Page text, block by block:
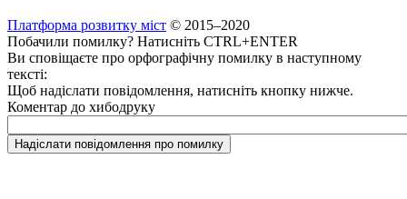
Платформа розвитку міст © 2015–2020
Побачили помилку? Натисніть CTRL+ENTER
Ви сповіщаєте про орфографічну помилку в наступному
тексті:
Щоб надіслати повідомлення, натисніть кнопку нижче.
Коментар до хибодруку